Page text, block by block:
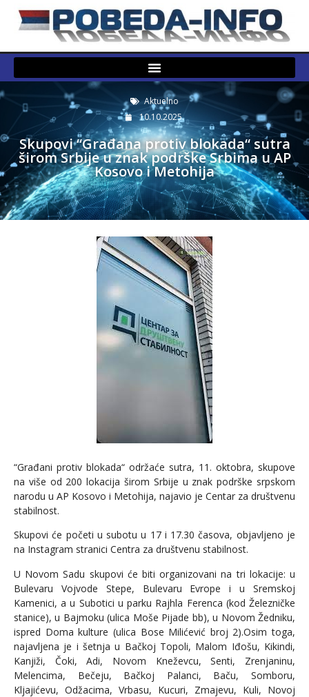
Aktuelno
10.10.2025.
Skupovi “Građana protiv blokada“ sutra
širom Srbije u znak podrške Srbima u AP
Kosovo i Metohija
“Građani protiv blokada“ održaće sutra, 11. oktobra, skupove
na više od 200 lokacija širom Srbije u znak podrške srpskom
narodu u AP Kosovo i Metohija, najavio je Centar za društvenu
stabilnost.
Skupovi će početi u subotu u 17 i 17.30 časova, objavljeno je
na Instagram stranici Centra za društvenu stabilnost.
U Novom Sadu skupovi će biti organizovani na tri lokacije: u
Bulevaru Vojvode Stepe, Bulevaru Evrope i u Sremskoj
Kamenici, a u Subotici u parku Rajhla Ferenca (kod Železničke
stanice), u Bajmoku (ulica Moše Pijade bb), u Novom Žedniku,
ispred Doma kulture (ulica Bose Milićević broj 2).Osim toga,
najavljena je i šetnja u Bačkoj Topoli, Malom Iđošu, Kikindi,
Kanjiži, Čoki, Adi, Novom Kneževcu, Senti, Zrenjaninu,
Melencima, Bečeju, Bačkoj Palanci, Baču, Somboru,
Kljajićevu, Odžacima, Vrbasu, Kucuri, Zmajevu, Kuli, Novoj